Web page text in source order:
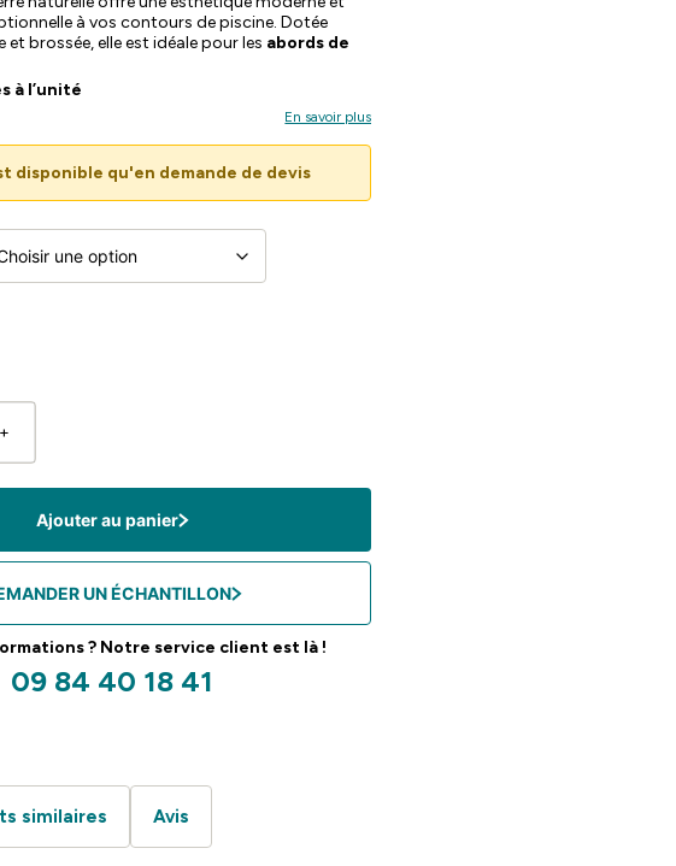
à vos contours de piscine. Dotée
et brossée, elle est idéale pour les abords de
à l’unité
En savoir plus
disponible qu'en demande de devis
+
Ajouter au panier
UN ÉCHANTILLON
? Notre service client est là !
09 84 40 18 41
similaires Avis